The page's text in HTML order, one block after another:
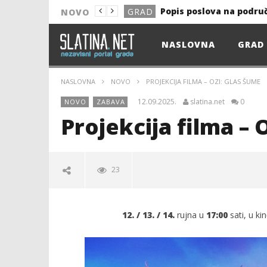
NOVO GRAD
Popis poslova na
NOVO
NOVO
NOVO
NOVO
KULTURA
GRAD
Popis poslova na
NASLOVNA GRAD
NASLOVNA NOVO PROJEKCIJA FILMA – OZI: GLAS ŠUME
NOVO ZABAVA 12.09.2025. slatina.net 0
Projekcija filma –
23
12. / 13. / 14. rujna u 17:00 sati, u